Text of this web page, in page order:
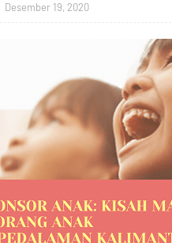
Desember 19, 2020